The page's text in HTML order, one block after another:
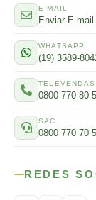
E-MAIL
Enviar E-mail
WHATSAPP
(19) 3589-
TELEVENDAS
0800 770 80
SAC
0800 770 70
REDES